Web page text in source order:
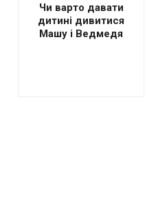
Чи варто давати
дитині дивитися
Машу і Ведмедя